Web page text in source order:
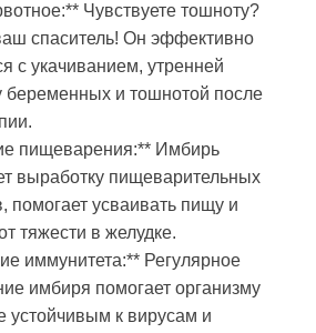
Чувствуете тошноту?
спаситель! Он эффективно
с укачиванием, утренней
беременных и тошнотой после
пищеварения:** Имбирь
выработку пищеварительных
помогает усваивать пищу и
тяжести в желудке.
иммунитета:** Регулярное
имбиря помогает организму
устойчивым к вирусам и